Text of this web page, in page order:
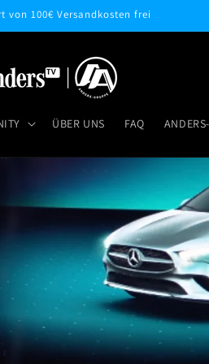
von 100€ Versandkosten frei
ÜBER UNS FAQ